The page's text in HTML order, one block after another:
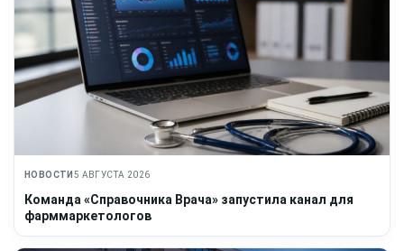
НОВОСТИ 5 АВГУСТА 2026
Команда «Справочника Врача» запустила канал для
фарммаркетологов